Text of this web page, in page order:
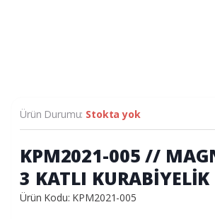
Ürün Durumu: Stokta yok
KPM2021-005 //
3 KATLI KURABİYELİK
Ürün Kodu: KPM2021-005